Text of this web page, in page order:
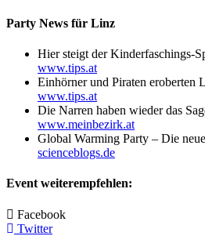
Party News für Linz
Hier steigt der Kinderfaschings-
www.tips.at
Einhörner und Piraten eroberten
www.tips.at
Die Narren haben wieder das
www.meinbezirk.at
Global Warming Party – Die
scienceblogs.de
Event weiterempfehlen:
Facebook
Twitter